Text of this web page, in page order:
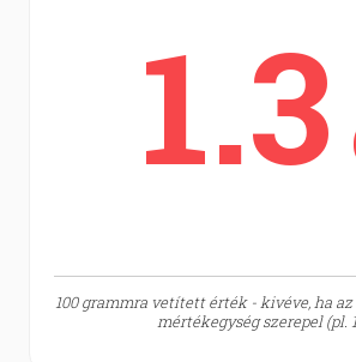
1.3
100 grammra vetített érték - kivéve, ha
mértékegység szerepel (pl.